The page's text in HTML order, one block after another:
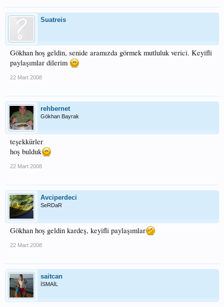
Suatreis
Gökhan hoş geldin, senide aramızda görmek mutluluk verici. Keyifli
paylaşımlar dilerim
22 Mart 2008
rehbernet
Gökhan Bayrak
teşekkürler
hoş bulduk
22 Mart 2008
Avciperdeci
SeRDaR
Gökhan hoş geldin kardeş, keyifli paylaşımlar
22 Mart 2008
saitcan
İSMAİL